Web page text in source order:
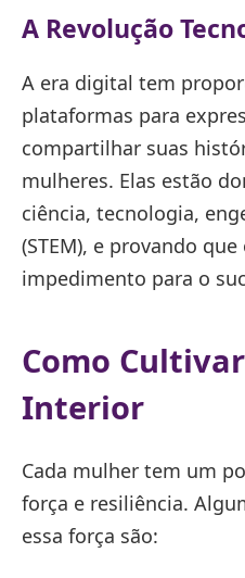
A Revolução
A era digital tem
plataformas para
compartilhar suas
mulheres. Elas estão
ciência, tecnologia,
(STEM), e provando
impedimento para o
Como
Interior
Cada mulher tem um
força e resiliência.
essa força são: